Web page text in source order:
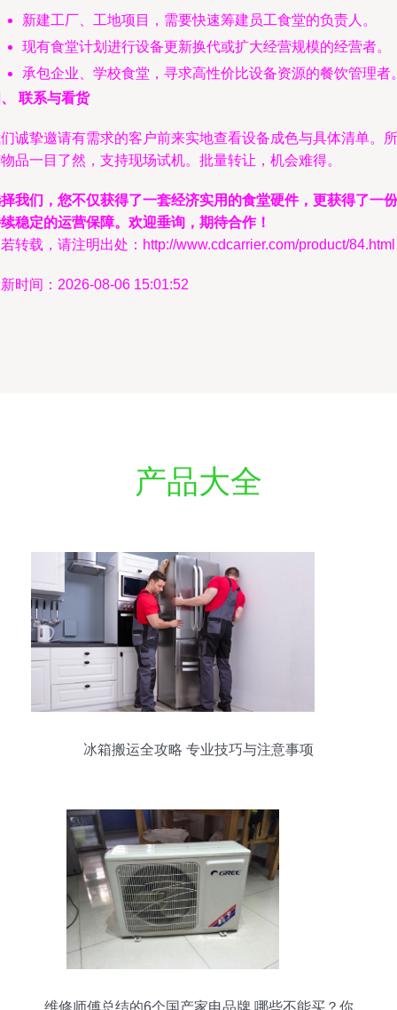
新建工厂、工地项目，需要快速筹建员工食堂的负责人。
现有食堂计划进行设备更新换代或扩大经营规模的经营者。
承包企业、学校食堂，寻求高性价比设备资源的餐饮管理者
联系与看货
诚挚邀请有需求的客户前来实地查看设备成色与具体清单。所
品一目了然，支持现场试机。批量转让，机会难得。
我们，您不仅获得了一套经济实用的食堂硬件，更获得了一份
稳定的运营保障。欢迎垂询，期待合作！
转载，请注明出处：http://www.cdcarrier.com/product/84.html
时间：2026-08-06 15:01:52
产品大全
冰箱搬运全攻略 专业技巧与注意事项
维修师傅总结的6个国产家电品牌 哪些不能买？你